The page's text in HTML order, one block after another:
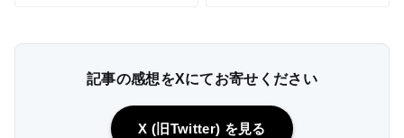
記事の感想をXにてお寄せください
X (旧Twitter) を見る